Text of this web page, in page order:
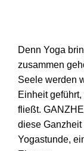
Denn Yoga
zusammen
Seele werden
Einheit
fließt.
diese Ganzheit
Yogastunde,